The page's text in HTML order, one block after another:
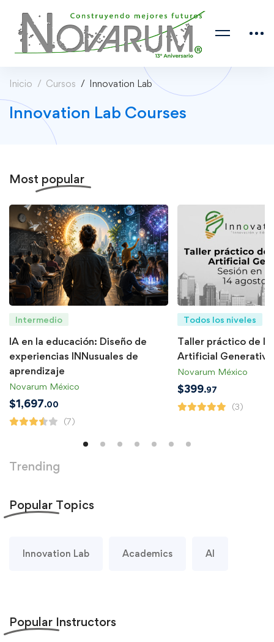
Inicio Cursos Innovation Lab
Innovation Lab Courses
Most popular
Intermedio
IA en la educación: Diseño de
experiencias INNusuales de
aprendizaje
Novarum México
$1,697.00
(7)
Todos los niveles
Taller práctico de
Artificial Generativa
Novarum México
$399.97
(3)
Trending
Popular Topics
Innovation Lab Academics AI
Popular Instructors